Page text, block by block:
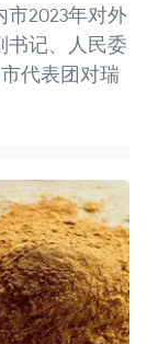
2023年对外
书记、人民委
代表团对瑞